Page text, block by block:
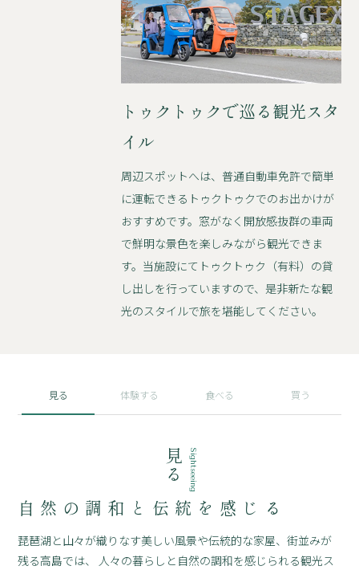
トゥクトゥクで巡る観光スタ
イル
周辺スポットへは、普通自動車免許で簡単
に運転できるトゥクトゥクでのお出かけが
おすすめです。窓がなく開放感抜群の車両
で鮮明な景色を楽しみながら観光できま
す。当施設にてトゥクトゥク（有料）の貸
し出しを行っていますので、是非新たな観
光のスタイルで旅を堪能してください。
見る 体験する 食べる 買う
Sightseeing
見る
自然の調和と伝統を感じる
琵琶湖と山々が織りなす美しい風景や伝統的な家屋、街並みが
残る高島では、
人々の暮らしと自然の調和を感じられる観光ス